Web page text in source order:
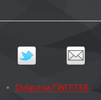
Dołącz na TWITTER